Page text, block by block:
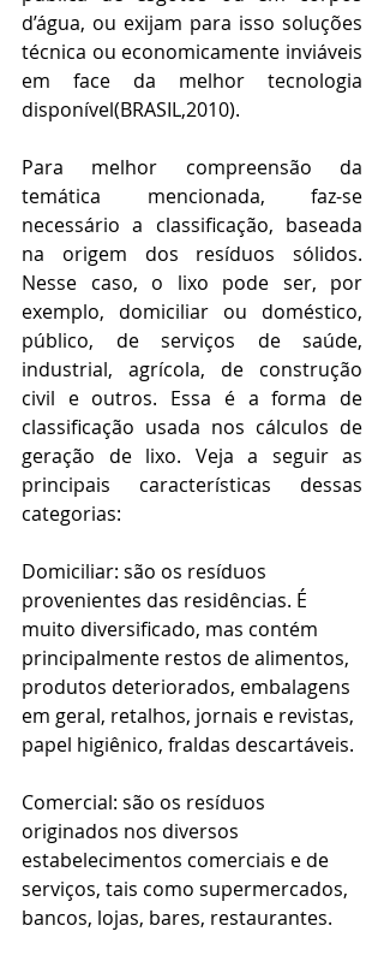
d’água, ou exijam para isso soluções
técnica ou economicamente inviáveis
em face da melhor tecnologia
disponível(BRASIL,2010).
Para melhor compreensão da
temática mencionada, faz-se
necessário a classificação, baseada
na origem dos resíduos sólidos.
Nesse caso, o lixo pode ser, por
exemplo, domiciliar ou doméstico,
público, de serviços de saúde,
industrial, agrícola, de construção
civil e outros. Essa é a forma de
classificação usada nos cálculos de
geração de lixo. Veja a seguir as
principais características dessas
categorias:
Domiciliar: são os resíduos
provenientes das residências. É
muito diversificado, mas contém
principalmente restos de alimentos,
produtos deteriorados, embalagens
em geral, retalhos, jornais e revistas,
papel higiênico, fraldas descartáveis.
Comercial: são os resíduos
originados nos diversos
estabelecimentos comerciais e de
serviços, tais como supermercados,
bancos, lojas, bares, restaurantes.